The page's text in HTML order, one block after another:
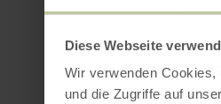
Diese Webseite
Wir verwenden
und die Zugriffe auf